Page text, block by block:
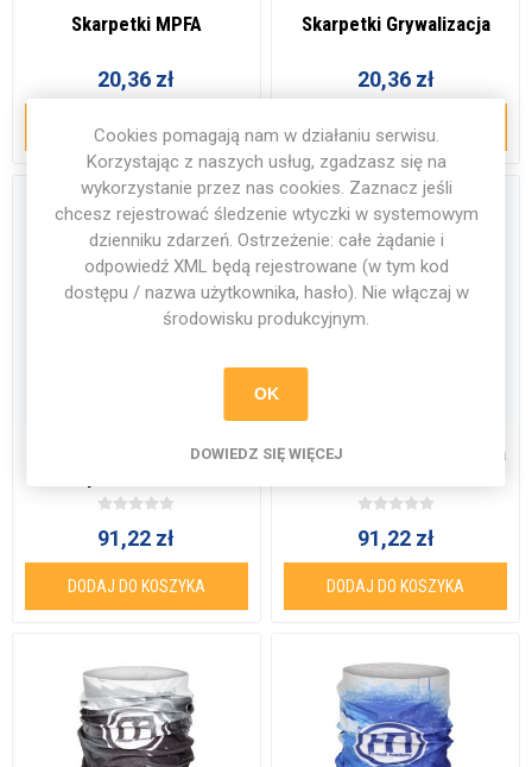
Skarpetki MPFA
20,36 zł
DODAJ DO KOSZYKA
Skarpetki Grywalizacja
20,36 zł
DODAJ DO KOSZYKA
Bluza bramkarska Squadra
91,22 zł
DODAJ DO KOSZYKA
Bluza bramkarska Squadra
91,22 zł
DODAJ DO KOSZYKA
Cookies pomagają nam w działaniu serwisu.
Korzystając z naszych usług, zgadzasz się na
wykorzystanie przez nas cookies. Zaznacz jeśli
chcesz rejestrować śledzenie wtyczki w systemowym
dzienniku zdarzeń. Ostrzeżenie: całe żądanie i
odpowiedź XML będą rejestrowane (w tym kod
dostępu / nazwa użytkownika, hasło). Nie włączaj w
środowisku produkcyjnym.
OK
DOWIEDZ SIĘ WIĘCEJ